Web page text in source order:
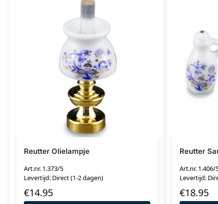
Reutter Olielampje
Art.nr. 1.373/5
Levertijd: Direct (1-2 dagen)
€14.95
Reutter
Art.nr. 1.406/
Levertijd:
€18.95